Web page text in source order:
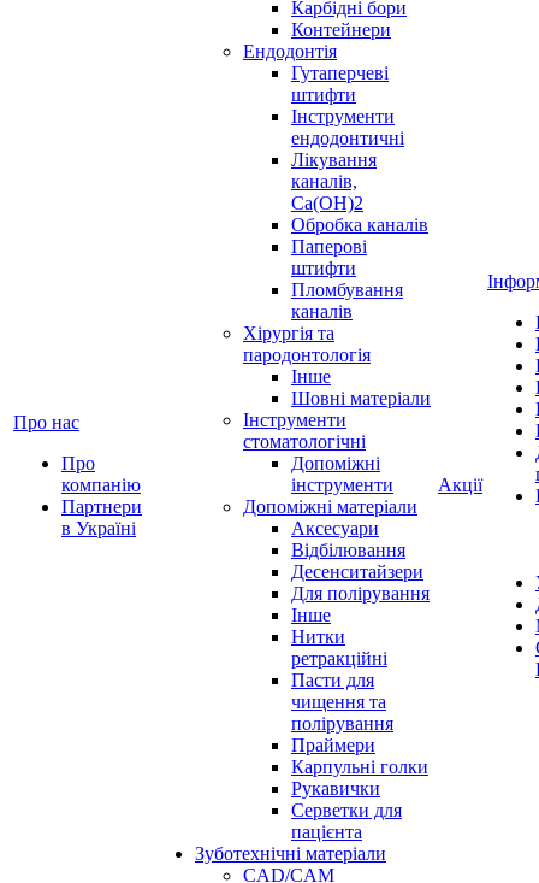
Про нас
Про
компанію
Партнери
в Україні
Карбідні бори
Контейнери
Ендодонтія
Гутаперчеві
штифти
Інструменти
ендодонтичні
Лікування
каналів,
Ca(OH)2
Обробка каналів
Паперові
штифти
Пломбування
каналів
Хірургія та
пародонтологія
Інше
Шовні матеріали
Інструменти
стоматологічні
Допоміжні
інструменти
Допоміжні матеріали
Аксесуари
Відбілювання
Десенситайзери
Для полірування
Інше
Нитки
ретракційні
Пасти для
чищення та
полірування
Праймери
Карпульні голки
Рукавички
Серветки для
пацієнта
Зуботехнічні матеріали
CAD/CAM
Акції